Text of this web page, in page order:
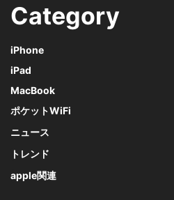
Category
iPhone
iPad
MacBook
ポケットWiFi
ニュース
トレンド
apple関連